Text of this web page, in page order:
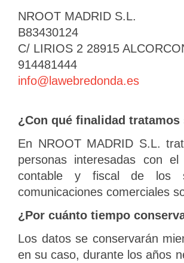
NROOT MADRID S.L.
B83430124
C/ LIRIOS 2 28915
914481444
info@lawebredonda.es
¿Con qué finalidad
En NROOT MADRID S.L.
personas interesadas con
contable y fiscal de los
comunicaciones comerciales
¿Por cuánto tiempo
Los datos se conservarán
en su caso, durante los años